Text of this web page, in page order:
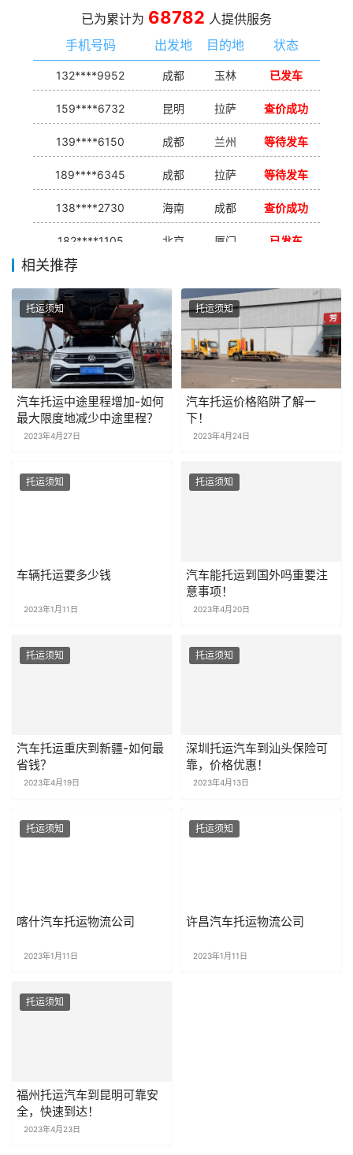
已为累计为 68782 人提供服务
手机号码
出发地 目的地 状态
132****9952 成都 玉林 已发车
159****6732 昆明 拉萨 查价成功
139****6150 成都 兰州 等待发车
189****6345 成都 拉萨 等待发车
138****2730 海南 成都 查价成功
182****1105 北京 厦门 已发车
138****7926
139****9233 成都 已发出
相关推荐
托运须知
汽车托运中途里程增加-如何
最大限度地减少中途里程？
2023年4月27日
托运须知
汽车托运价格陷阱了解一
下！
2023年4月24日
托运须知
车辆托运要多少钱
2023年1月11日
托运须知
汽车能托运到国外吗重要注
意事项！
2023年4月20日
托运须知
汽车托运重庆到新疆-如何最
省钱？
2023年4月19日
托运须知
深圳托运汽车到汕头保险可
靠，价格优惠！
2023年4月13日
托运须知
喀什汽车托运物流公司
2023年1月11日
托运须知
许昌汽车托运物流公司
2023年1月11日
托运须知
福州托运汽车到昆明可靠安
全，快速到达！
2023年4月23日